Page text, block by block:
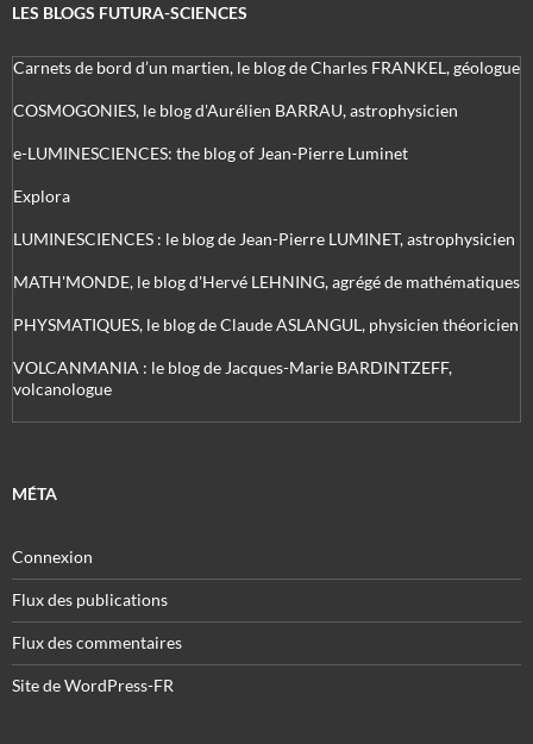
LES BLOGS FUTURA-SCIENCES
Carnets de bord d’un martien, le blog de Charles FRANKEL, géologue
COSMOGONIES, le blog d'Aurélien BARRAU, astrophysicien
e-LUMINESCIENCES: the blog of Jean-Pierre Luminet
Explora
LUMINESCIENCES : le blog de Jean-Pierre LUMINET, astrophysicien
MATH'MONDE, le blog d'Hervé LEHNING, agrégé de mathématiques
PHYSMATIQUES, le blog de Claude ASLANGUL, physicien théoricien
VOLCANMANIA : le blog de Jacques-Marie BARDINTZEFF,
volcanologue
MÉTA
Connexion
Flux des publications
Flux des commentaires
Site de WordPress-FR